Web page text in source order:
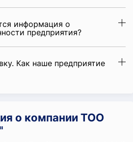
информация о
предприятия?
Как наше предприятие
о компании ТОО